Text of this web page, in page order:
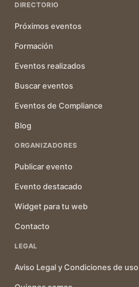
DIRECTORIO
Próximos eventos
Formación
Eventos realizados
Buscar eventos
Eventos de Compliance
Blog
ORGANIZADORES
Publicar evento
Evento destacado
Widget para tu web
Contacto
LEGAL
Aviso Legal y Condiciones de uso